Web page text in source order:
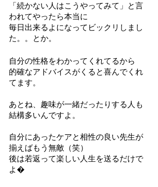
「続かない人はこうやってみて」と言
われてやったら本当に
毎日出来るよになってビックリしまし
た。。とか。
自分の性格をわかってくれてるから
的確なアドバイスがくると喜んでくれ
てます。
あとね、趣味が一緒だったりする人も
結構多いんですよ。
自分にあったケアと相性の良い先生が
揃えばもう無敵（笑）
後は若返って楽しい人生を送るだけで
よ�